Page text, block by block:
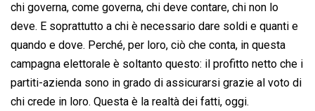
chi governa, come governa, chi deve contare, chi non lo
deve. E soprattutto a chi è necessario dare soldi e quanti e
quando e dove. Perché, per loro, ciò che conta, in questa
campagna elettorale è soltanto questo: il profitto netto che i
partiti-azienda sono in grado di assicurarsi grazie al voto di
chi crede in loro. Questa è la realtà dei fatti, oggi.